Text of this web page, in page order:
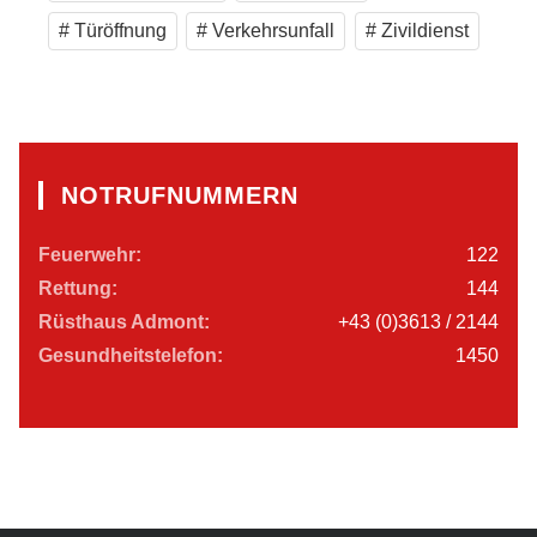
Türöffnung Verkehrsunfall Zivildienst
NOTRUFNUMMERN
Feuerwehr:
122
Rettung:
144
Rüsthaus Admont:
+43 (0)3613 / 2144
Gesundheitstelefon:
1450